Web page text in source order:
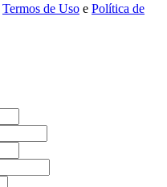
Termos de Uso e Política de